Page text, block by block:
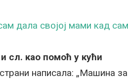
дала својој мами кад сам
сл. као помоћ у кући
написала: „Машина